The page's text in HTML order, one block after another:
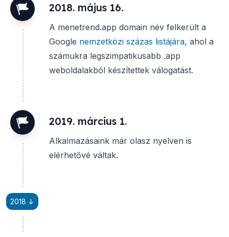
2018. május 16.
A menetrend.app domain név felkerült a
Google nemzetközi százas listájára, ahol a
számukra legszimpatikusabb .app
weboldalakból készítettek válogatást.
2019. március 1.
Alkalmazásaink már olasz nyelven is
elérhetővé váltak.
2018 ↓